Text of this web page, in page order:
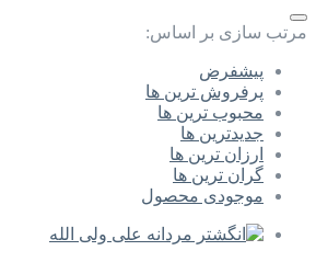
مرتب سازی بر اساس:
پیشفرض
پرفروش ترین ها
محبوب ترین ها
جدیدترین ها
ارزان ترین ها
گران ترین ها
موجودی محصول